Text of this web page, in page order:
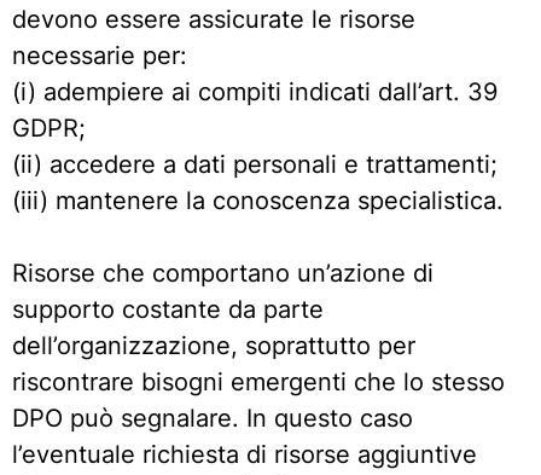
devono essere assicurate le risorse
necessarie per:
(i) adempiere ai compiti indicati dall’art. 39
GDPR;
(ii) accedere a dati personali e trattamenti;
(iii) mantenere la conoscenza specialistica.
Risorse che comportano un’azione di
supporto costante da parte
dell’organizzazione, soprattutto per
riscontrare bisogni emergenti che lo stesso
DPO può segnalare. In questo caso
l’eventuale richiesta di risorse aggiuntive